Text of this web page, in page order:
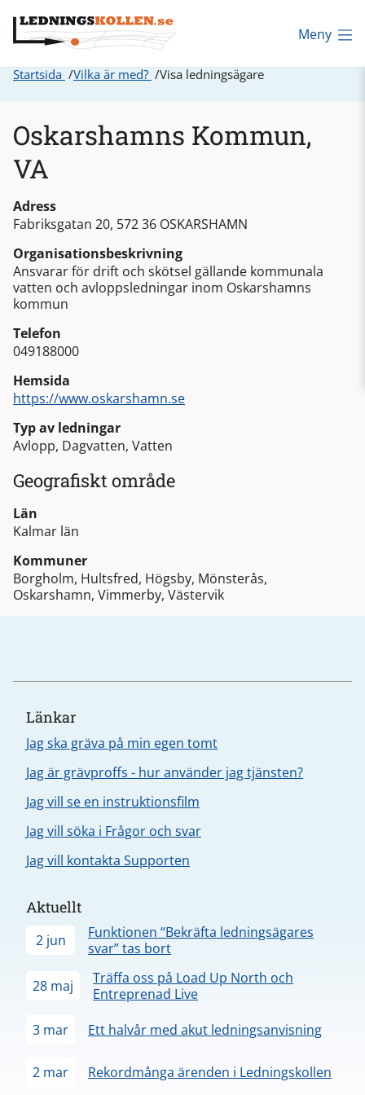
Meny
Startsida Vilka är med? Visa ledningsägare
Oskarshamns Kommun,
VA
Adress
Fabriksgatan 20, 572 36 OSKARSHAMN
Organisationsbeskrivning
Ansvarar för drift och skötsel gällande kommunala
vatten och avloppsledningar inom Oskarshamns
kommun
Telefon
049188000
Hemsida
https://www.oskarshamn.se
Typ av ledningar
Avlopp, Dagvatten, Vatten
Geografiskt område
Län
Kalmar län
Kommuner
Borgholm, Hultsfred, Högsby, Mönsterås,
Oskarshamn, Vimmerby, Västervik
Länkar
Jag ska gräva på min egen tomt
Jag är grävproffs - hur använder jag tjänsten?
Jag vill se en instruktionsfilm
Jag vill söka i Frågor och svar
Jag vill kontakta Supporten
Aktuellt
2 jun
Funktionen “Bekräfta ledningsägares
svar” tas bort
28 maj
Träffa oss på Load Up North och
Entreprenad Live
3 mar
Ett halvår med akut ledningsanvisning
2 mar Rekordmånga ärenden i Ledningskollen